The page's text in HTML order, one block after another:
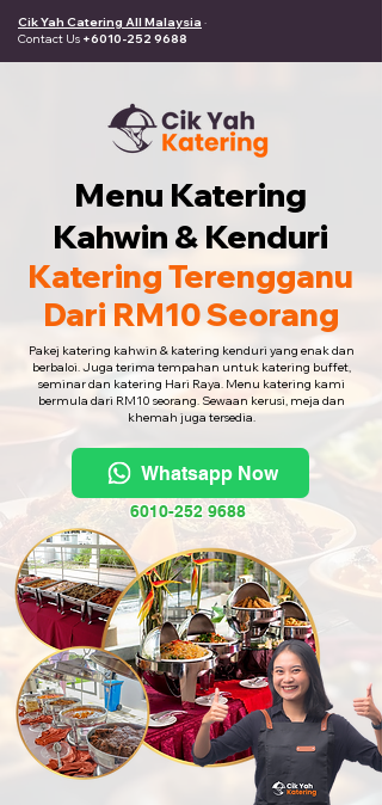
Cik Yah Catering All Malaysia ·
Contact Us +6010-252 9688
Menu Katering
Kahwin & Kenduri
Katering Terengganu
Dari RM10 Seorang
Pakej katering kahwin & katering kenduri yang enak dan
berbaloi. Juga terima tempahan untuk katering buffet,
seminar dan katering Hari Raya. Menu katering kami
bermula dari RM10 seorang. Sewaan kerusi, meja dan
khemah juga tersedia.
Whatsapp Now
6010-252 9688